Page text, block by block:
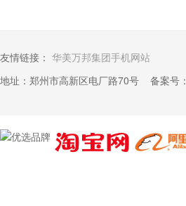
友情链接： 华美万邦集团手机网站
地址：郑州市高新区电厂路70号 备案号：